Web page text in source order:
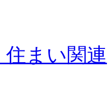
まい関連